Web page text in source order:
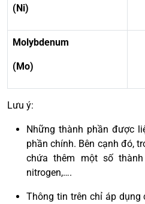
(Ni)
Molybdenum
(Mo)
Lưu ý:
Những thành phần được
phần chính. Bên cạnh đó,
chứa thêm một số
nitrogen,….
Thông tin trên chỉ áp dụng